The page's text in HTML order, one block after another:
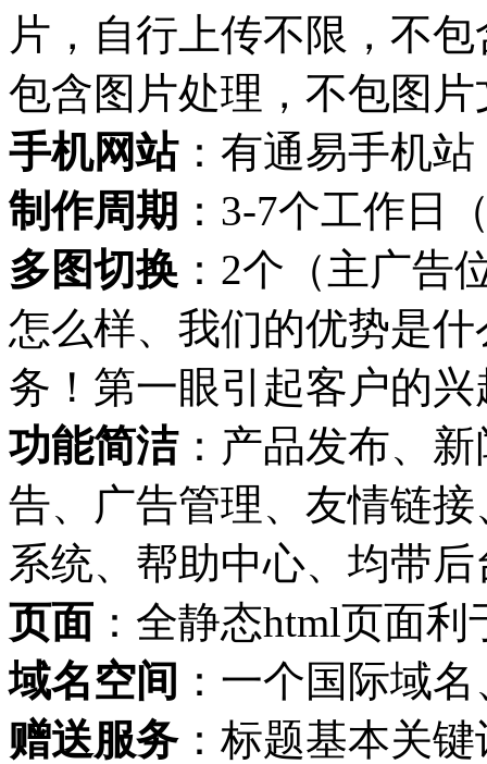
片，自行上传不限，不
包含图片处理，不包图
手机网站：有通易手机站
制作周期 ：3-7个工作日
多图切换 ：2个（主广告
怎么样、我们的优势是
务！第一眼引起客户的兴
功能简洁：产品发布、
告、广告管理、友情链
系统、帮助中心、均带
页面 ：全静态html页面
域名空间 ：一个国际域
赠送服务：标题基本关